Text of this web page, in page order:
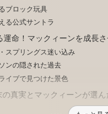
ブロック玩具
る公式サントラ
運命！マックィーンを成長
スプリングス迷い込み
ンの隠された過去
イブで見つけた景色
の真実とマックィーンが選